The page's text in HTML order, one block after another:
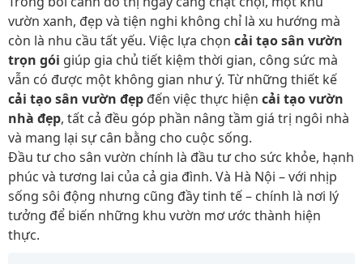
vườn xanh, đẹp và tiện nghi không chỉ là xu hướng mà
còn là nhu cầu tất yếu. Việc lựa chọn cải tạo sân vườn
trọn gói giúp gia chủ tiết kiệm thời gian, công sức mà
vẫn có được một không gian như ý. Từ những thiết kế
cải tạo sân vườn đẹp đến việc thực hiện cải tạo vườn
nhà đẹp, tất cả đều góp phần nâng tầm giá trị ngôi nhà
và mang lại sự cân bằng cho cuộc sống.
Đầu tư cho sân vườn chính là đầu tư cho sức khỏe, hạnh
phúc và tương lai của cả gia đình. Và Hà Nội – với nhịp
sống sôi động nhưng cũng đầy tinh tế – chính là nơi lý
tưởng để biến những khu vườn mơ ước thành hiện
thực.